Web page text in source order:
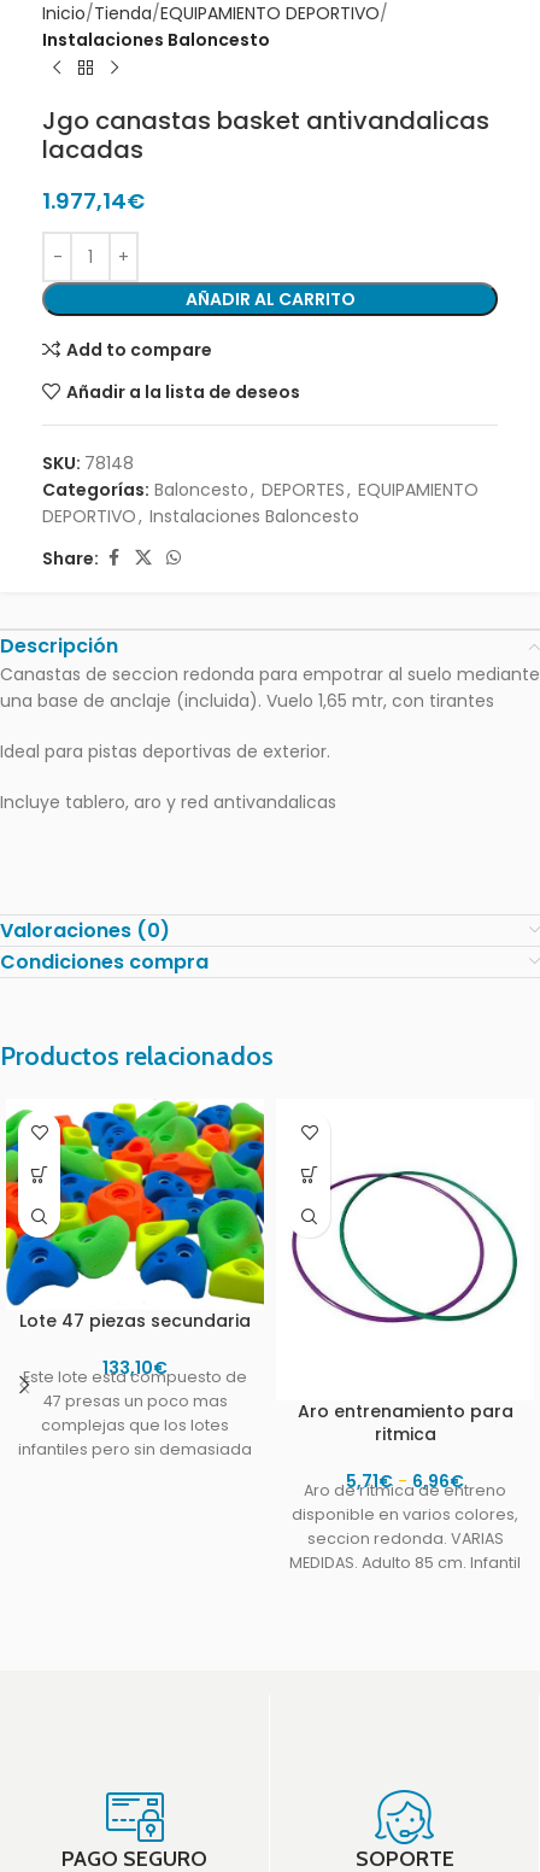
Inicio Tienda EQUIPAMIENTO DEPORTIVO
Instalaciones Baloncesto
Jgo canastas basket antivandalicas
lacadas
1.977,14€
AÑADIR AL CARRITO
Add to compare
Añadir a la lista de deseos
SKU: 78148
Categorías: Baloncesto, DEPORTES, EQUIPAMIENTO
DEPORTIVO, Instalaciones Baloncesto
Share:
Descripción
Canastas de seccion redonda para empotrar al suelo mediante
una base de anclaje (incluida). Vuelo 1,65 mtr, con tirantes
Ideal para pistas deportivas de exterior.
Incluye tablero, aro y red antivandalicas
Valoraciones (0)
Condiciones compra
Productos relacionados
Lote 47 piezas secundaria
133,10€
Este lote esta compuesto de
47 presas un poco mas
complejas que los lotes
infantiles pero sin demasiada
Aro entrenamiento para
ritmica
5,71€ - 6,96€
Aro de rítmica de entreno
disponible en varios colores,
seccion redonda. VARIAS
MEDIDAS. Adulto 85 cm. Infantil
PAGO SEGURO SOPORTE